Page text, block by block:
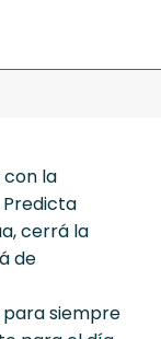
la
Predicta
cerrá la
de
para siempre